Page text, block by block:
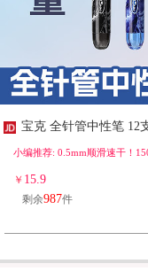
宝克 全针管中性笔 12
小编推荐: 0.5mm顺滑速干！
￥ 15.9
剩余987件